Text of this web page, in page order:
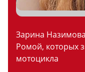
Зарина
Ромой, которых
мотоцикла